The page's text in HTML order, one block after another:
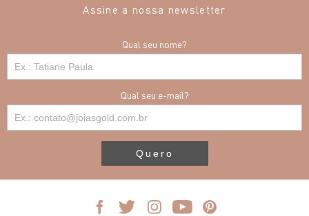
Assine a nossa newsletter
Qual seu nome?
Qual seu e-mail?
Quero